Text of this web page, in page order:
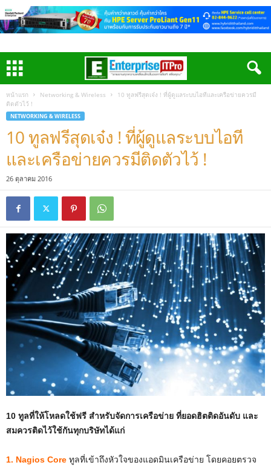
หน้าแรก Networking & Wireless
10 ทูลฟรีสุดเจ๋ง ! ที่ผู้ดูแลระบบไอทีและเครือข่ายควรมี
ติดตัวไว้ !
NETWORKING & WIRELESS
10 ทูลฟรีสุดเจ๋ง ! ที่ผู้ดูแลระบบไอที
และเครือข่ายควรมีติดตัวไว้ !
26 ตุลาคม 2016
10 ทูลที่ให้โหลดใช้ฟรี สำหรับจัดการเครือข่าย ที่ยอดฮิตติดอันดับ และ
สมควรติดไว้ใช้กันทุกบริษัทได้แก่
1. Nagios Core ทูลที่เข้าถึงหัวใจของแอดมินเครือข่าย โดยคอยตรวจ